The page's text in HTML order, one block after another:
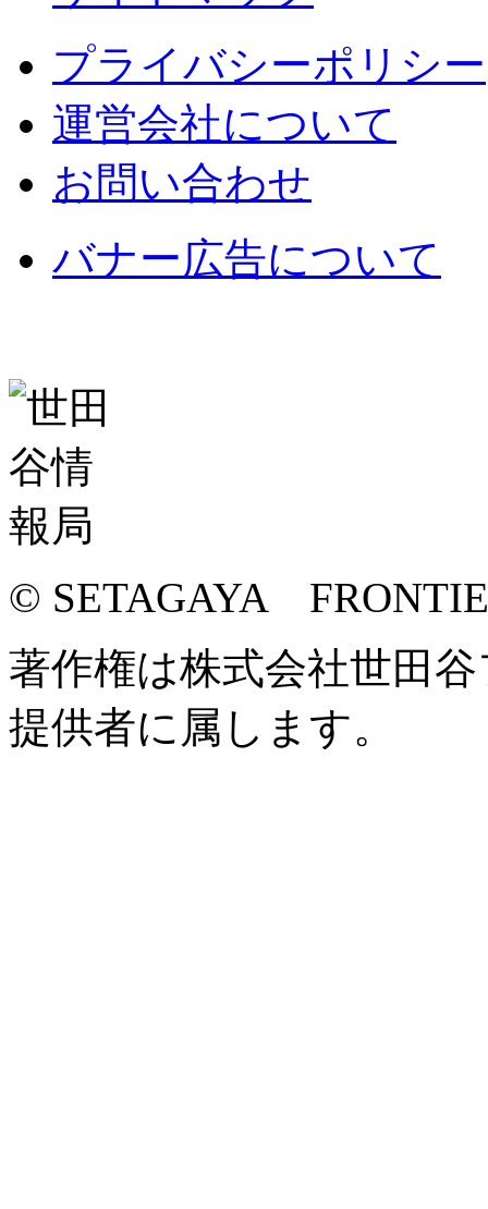
プライバシーポリシー
運営会社について
お問い合わせ
バナー広告について
© SETAGAYA
著作権は株式会社世田
提供者に属します。